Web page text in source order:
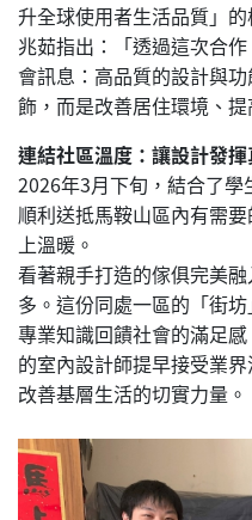
升全球使用者生活品質」
兆茹指出：「透過這次合
會訊息：高品質的設計與
飾，而是改善居住環境、提
連結社區溫度：讓設計發
2026年3月下旬，結合了學
順利送抵馬鞍山區內有需
上溫暖。
看著親手打造的傢俱完美
多。這份同處一區的「街
專業知識回饋社會的滿足
的室內設計師提早接受業
改善基層生活的切實力量。